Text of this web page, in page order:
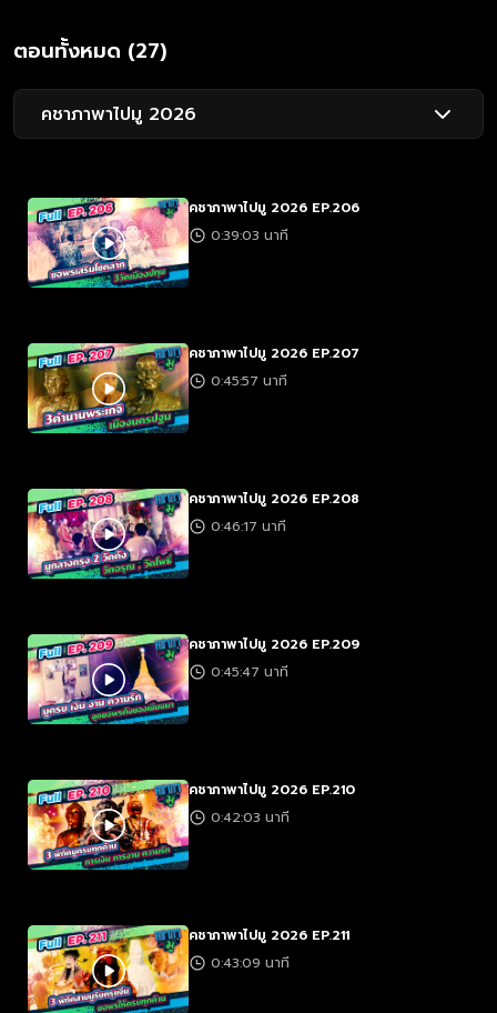
ตอนทั้งหมด (27)
คชาภาพาไปมู 2026
คชาภาพาไปมู 2026 EP.206
0:39:03 นาที
คชาภาพาไปมู 2026 EP.207
0:45:57 นาที
คชาภาพาไปมู 2026 EP.208
0:46:17 นาที
คชาภาพาไปมู 2026 EP.209
0:45:47 นาที
คชาภาพาไปมู 2026 EP.210
0:42:03 นาที
คชาภาพาไปมู 2026 EP.211
0:43:09 นาที